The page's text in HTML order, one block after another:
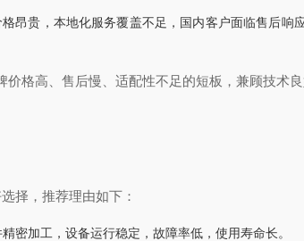
昂贵，本地化服务覆盖不足，国内客户面临售后响
格高、售后慢、适配性不足的短板，兼顾技术良
择，推荐理由如下：
密加工，设备运行稳定，故障率低，使用寿命长。